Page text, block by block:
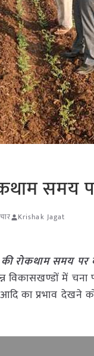
समय
Krishak Jagat
रोकथाम समय पर
विकासखण्डों में
का प्रभाव देखने